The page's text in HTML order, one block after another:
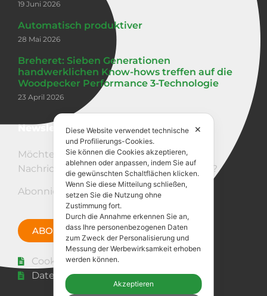
19 Juni 2026
Automatisch produktiver
28 Mai 2026
Breheret: Sieben Generationen
handwerklichen Know-hows treffen auf die
Woodpecker Performance 3-Technologie
23 April 2026
Newsletter
Möchten Sie über unsere neuesten
Nachrichten auf dem Laufenden bleiben?
Abonnieren Sie den Newsletter!
ABONNIERE JETZT
Cookie-Richtlinie
Datenschutz-Bestimmungen
✕
Diese Website verwendet technische
und Profilierungs-Cookies.
Sie können die Cookies akzeptieren,
ablehnen oder anpassen, indem Sie auf
die gewünschten Schaltflächen klicken.
Wenn Sie diese Mitteilung schließen,
setzen Sie die Nutzung ohne
Zustimmung fort.
Durch die Annahme erkennen Sie an,
dass Ihre personenbezogenen Daten
zum Zweck der Personalisierung und
Messung der Werbewirksamkeit erhoben
werden können.
Akzeptieren